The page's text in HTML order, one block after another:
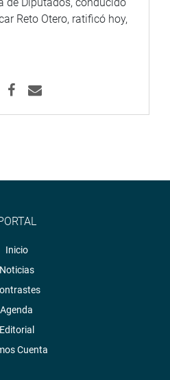
Reto Otero, ratificó hoy,
Inicio
Noticias
Agenda
Editorial
Cuenta